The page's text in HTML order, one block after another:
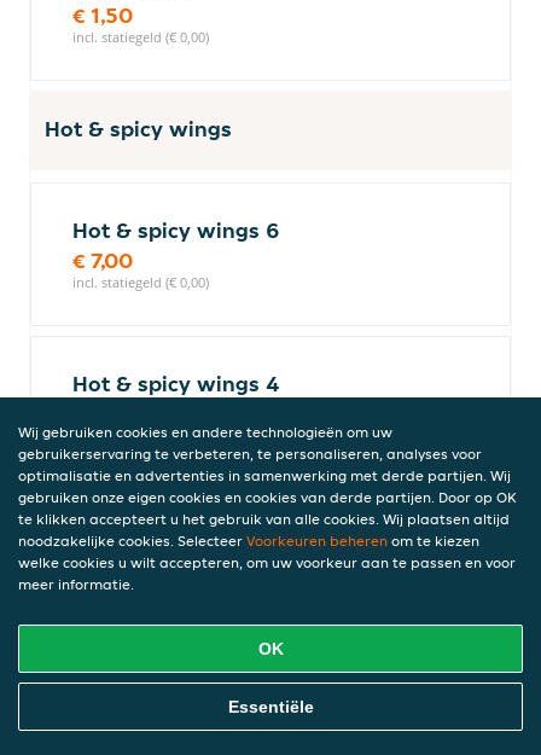
€ 1,50
incl. statiegeld (€ 0,00)
Hot & spicy wings
Hot & spicy wings 6
€ 7,00
incl. statiegeld (€ 0,00)
Hot & spicy wings 4
incl. statiegeld (€ 0,00)
Hot & spicy wings 20
€ 21,50
incl. statiegeld (€ 0,00)
Hot & spicy wings 15
Online Eten Bestellen
Wij gebruiken cookies en andere technologieën om uw
gebruikerservaring te verbeteren, te personaliseren, analyses voor
optimalisatie en advertenties in samenwerking met derde partijen. Wij
gebruiken onze eigen cookies en cookies van derde partijen. Door op OK
te klikken accepteert u het gebruik van alle cookies. Wij plaatsen altijd
noodzakelijke cookies. Selecteer Voorkeuren beheren om te kiezen
welke cookies u wilt accepteren, om uw voorkeur aan te passen en voor
meer informatie.
OK
Essentiële